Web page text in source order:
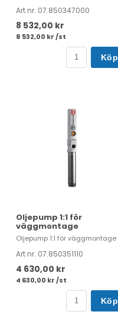
Art nr. 07.850347000
8 532,00 kr
8 532,00 kr /st
Köp
Oljepump 1:1 för
väggmontage
Oljepump 1:1 för väggmontage
Art nr. 07.850351110
4 630,00 kr
4 630,00 kr /st
Köp